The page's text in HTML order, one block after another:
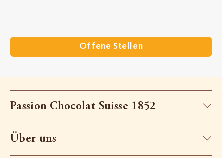
Offene Stellen
Passion Chocolat Suisse 1852
Über uns